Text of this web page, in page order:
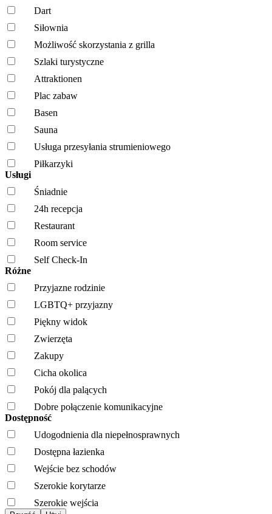
Dart
Siłownia
Możliwość skorzystania z grilla
Szlaki turystyczne
Attraktionen
Plac zabaw
Basen
Sauna
Usługa przesyłania strumieniowego
Piłkarzyki
Usługi
Śniadnie
24h recepcja
Restaurant
Room service
Self Check-In
Różne
Przyjazne rodzinie
LGBTQ+ przyjazny
Piękny widok
Zwierzęta
Zakupy
Cicha okolica
Pokój dla palących
Dobre połączenie komunikacyjne
Dostępność
Udogodnienia dla niepełnosprawnych
Dostępna łazienka
Wejście bez schodów
Szerokie korytarze
Szerokie wejścia